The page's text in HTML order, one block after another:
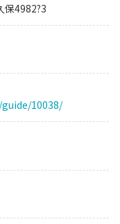
保4982?3
10038/